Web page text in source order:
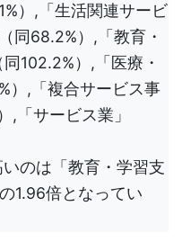
）,「生活関連サービ
同68.2%）,「教育・
102.2%）,「医療・
）,「複合サービス事
,「サービス業」
のは「教育・学習支
1.96倍となってい